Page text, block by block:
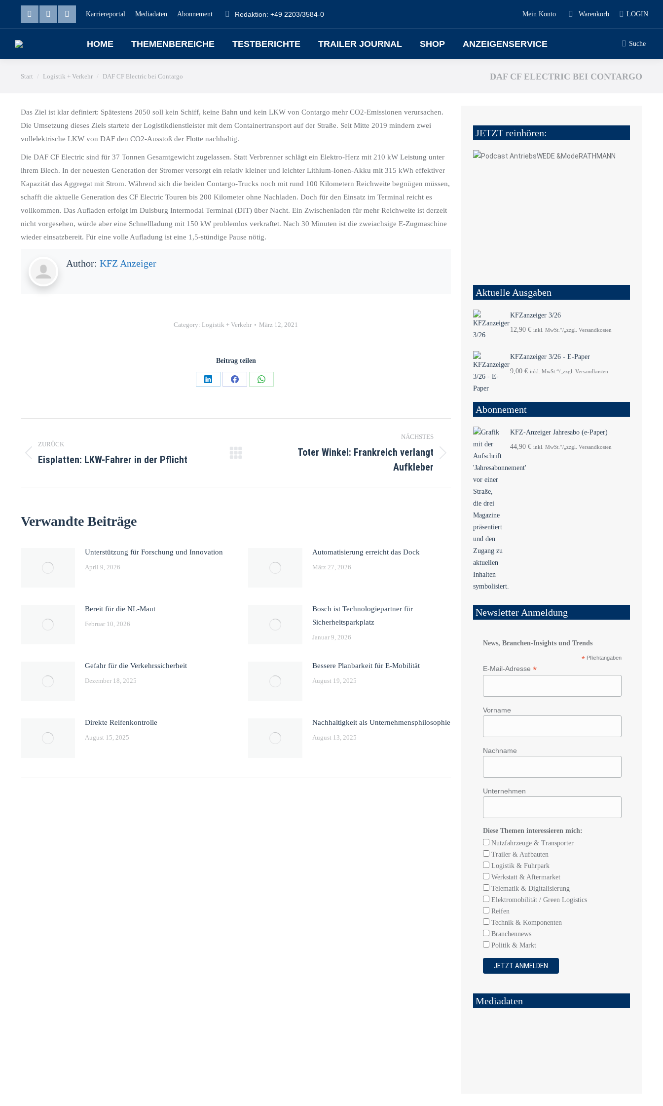
Karriereportal Mediadaten Abonnement Redaktion: +49 2203/3584-0 Mein Konto Warenkorb LOGIN
HOME THEMENBEREICHE TESTBERICHTE TRAILER JOURNAL SHOP ANZEIGENSERVICE Suche
Sie befinden sich hier:
Start Logistik + Verkehr DAF CF Electric bei Contargo DAF CF ELECTRIC BEI CONTARGO
Das Ziel ist klar definiert: Spätestens 2050 soll kein Schiff, keine Bahn und kein LKW von Contargo mehr CO2-Emissionen verursachen.
Die Umsetzung dieses Ziels startete der Logistikdienstleister mit dem Containertransport auf der Straße. Seit Mitte 2019 mindern zwei
vollelektrische LKW von DAF den CO2-Ausstoß der Flotte nachhaltig.
Die DAF CF Electric sind für 37 Tonnen Gesamtgewicht zugelassen. Statt Verbrenner schlägt ein Elektro-Herz mit 210 kW Leistung unter
ihrem Blech. In der neuesten Generation der Stromer versorgt ein relativ kleiner und leichter Lithium-Ionen-Akku mit 315 kWh effektiver
Kapazität das Aggregat mit Strom. Während sich die beiden Contargo-Trucks noch mit rund 100 Kilometern Reichweite begnügen müssen,
schafft die aktuelle Generation des CF Electric Touren bis 200 Kilometer ohne Nachladen. Doch für den Einsatz im Terminal reicht es
vollkommen. Das Aufladen erfolgt im Duisburg Intermodal Terminal (DIT) über Nacht. Ein Zwischenladen für mehr Reichweite ist derzeit
nicht vorgesehen, würde aber eine Schnellladung mit 150 kW problemlos verkraftet. Nach 30 Minuten ist die zweiachsige E-Zugmaschine
wieder einsatzbereit. Für eine volle Aufladung ist eine 1,5-stündige Pause nötig.
Author: KFZ Anzeiger
Category: Logistik + Verkehr März 12, 2021
Beitrag teilen
ZURÜCK
Eisplatten: LKW-Fahrer in der Pflicht
NÄCHSTES
Toter Winkel: Frankreich verlangt
Aufkleber
Verwandte Beiträge
Unterstützung für Forschung und Innovation
April 9, 2026
Automatisierung erreicht das Dock
März 27, 2026
Bereit für die NL-Maut
Februar 10, 2026
Bosch ist Technologiepartner für
Sicherheitsparkplatz
Januar 9, 2026
Gefahr für die Verkehrssicherheit
Dezember 18, 2025
Bessere Planbarkeit für E-Mobilität
August 19, 2025
Direkte Reifenkontrolle
August 15, 2025
Nachhaltigkeit als Unternehmensphilosophie
August 13, 2025
JETZT reinhören:
Aktuelle Ausgaben
KFZanzeiger 3/26
12,90 € inkl. MwSt.“/„zzgl. Versandkosten
KFZanzeiger 3/26 - E-Paper
9,00 € inkl. MwSt.“/„zzgl. Versandkosten
Abonnement
KFZ-Anzeiger Jahresabo (e-Paper)
44,90 € inkl. MwSt.“/„zzgl. Versandkosten
Newsletter Anmeldung
News, Branchen-Insights und Trends
* Pflichtangaben
E-Mail-Adresse *
Vorname
Nachname
Unternehmen
Diese Themen interessieren mich:
Nutzfahrzeuge & Transporter
Trailer & Aufbauten
Logistik & Fuhrpark
Werkstatt & Aftermarket
Telematik & Digitalisierung
Elektromobilität / Green Logistics
Reifen
Technik & Komponenten
Branchennews
Politik & Markt
Mediadaten